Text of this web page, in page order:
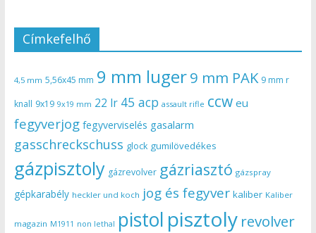
Címkefelhő
4,5 mm 5,56x45 mm 9 mm luger9 mm PAK 9 mm r
knall 9x19 9x19 mm 22 lr 45 acp assault rifle ccw eu
fegyverjog fegyverviselés gasalarm
gasschreckschuss glock gumilövedékes
gázpisztoly gázrevolver gázriasztó gázspray
gépkarabély heckler und koch jog és fegyver kaliber Kaliber
magazin M1911 non lethal pistol pisztoly revolver